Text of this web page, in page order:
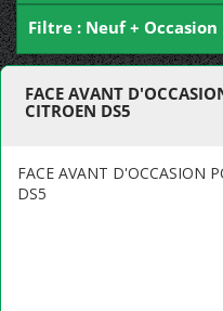
Filtre : Neuf + Occasion
FACE AVANT
CITROEN DS5
FACE AVANT D'OCCASION
DS5